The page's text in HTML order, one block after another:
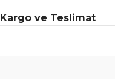
Kargo ve Teslimat